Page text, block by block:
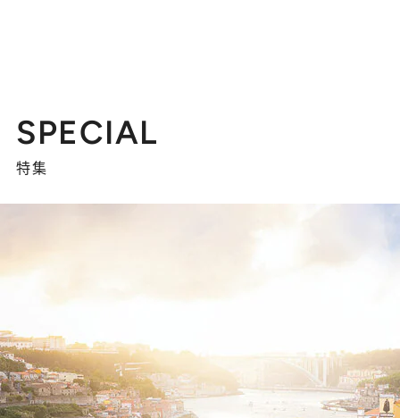
SPECIAL
特集